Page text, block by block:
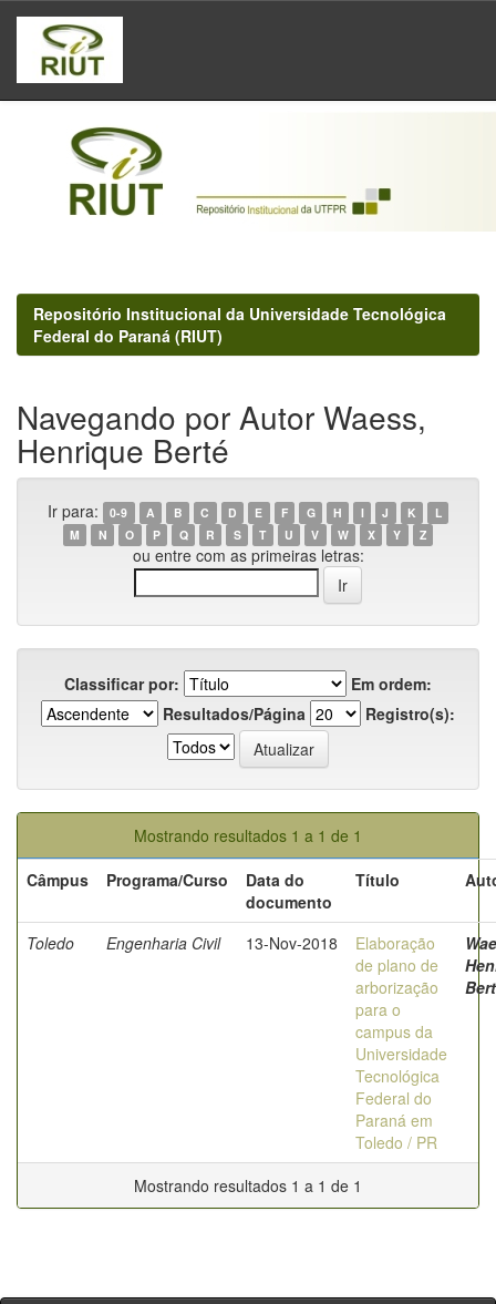
Skip
navigation
Repositório Institucional da Universidade Tecnológica
Federal do Paraná (RIUT)
Navegando por Autor Waess,
Henrique Berté
Ir para: 0-9 A B C D E F G H I J K
L
M
N O P Q R S T U V W X Y Z
ou entre com as primeiras letras:
Classificar por:
Em ordem:
Resultados/Página
Registro(s):
Mostrando resultados 1 a 1 de 1
Câmpus
Programa/Curso
Data do
documento
Título
Toledo Engenharia Civil 13-Nov-2018
Elaboração
de plano de
arborização
para o
campus da
Universidade
Tecnológica
Federal do
Paraná em
Toledo / PR
Mostrando resultados 1 a 1 de 1